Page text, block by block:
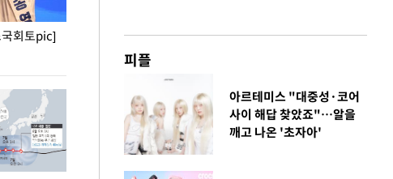
국회토pic] 청와대 일주일 사진으로 보는
피플
아르테미스 "대중성·코어
사이 해답 찾았죠"…알을
깨고 나온 '초자아'